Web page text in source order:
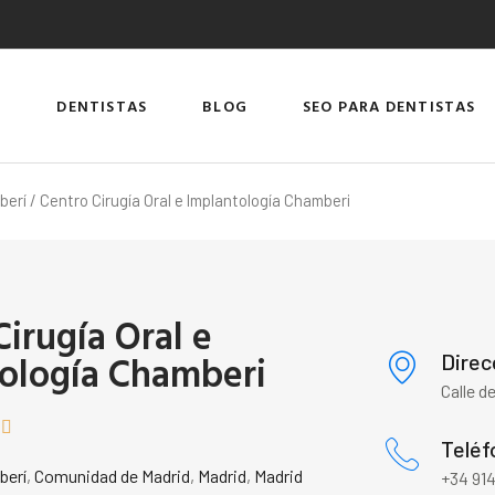
DENTISTAS BLOG SEO PARA DENTISTAS
/ Centro Cirugía Oral e Implantología Chamberi
Oral e
Chamberi

,Comunidad de Madrid, Madrid, Madrid
Calle
+34